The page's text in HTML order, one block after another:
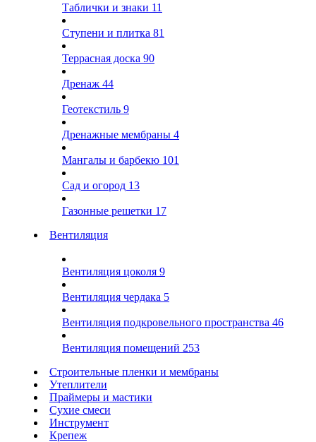
Таблички и знаки 11
Ступени и плитка 81
Террасная доска 90
Дренаж 44
Геотекстиль 9
Дренажные мембраны 4
Мангалы и барбекю 101
Сад и огород 13
Газонные решетки 17
Вентиляция
Вентиляция цоколя 9
Вентиляция чердака 5
Вентиляция подкровельного пространства 46
Вентиляция помещений 253
Строительные пленки и мембраны
Утеплители
Праймеры и мастики
Сухие смеси
Инструмент
Крепеж